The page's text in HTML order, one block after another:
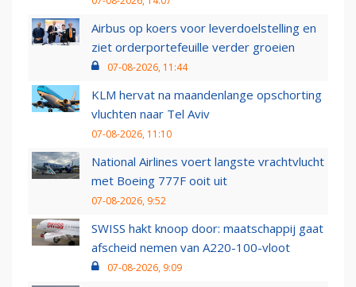
Airbus op koers voor leverdoelstelling en
ziet orderportefeuille verder groeien
07-08-2026, 11:44
KLM hervat na maandenlange opschorting
vluchten naar Tel Aviv
07-08-2026, 11:10
National Airlines voert langste vrachtvlucht
met Boeing 777F ooit uit
07-08-2026, 9:52
SWISS hakt knoop door: maatschappij gaat
afscheid nemen van A220-100-vloot
07-08-2026, 9:09